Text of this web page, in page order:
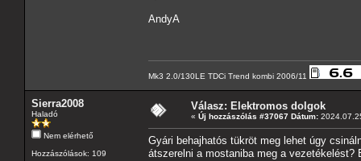
AndyA
Mk3 2.0/130LE TDCi Trend kombi 2006/11
Sierra2008
Haladó
Nem elérhető
Hozzászólások: 109
Válasz: Elektromos dolgok
« Új hozzászólás #37067 Dátum:
Gyári behajhatós tükröt meg lehet úgy
átszerelni a mostaniba meg a